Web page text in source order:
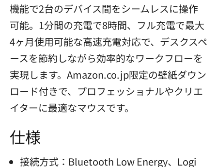
機能で2台のデバイス間をシームレスに操作
可能。1分間の充電で8時間、フル充電で最大
4ヶ月使用可能な高速充電対応で、デスクスペ
ースを節約しながら効率的なワークフローを
実現します。Amazon.co.jp限定の壁紙ダウン
ロード付きで、プロフェッショナルやクリエ
イターに最適なマウスです。
仕様
接続方式：Bluetooth Low Energy、Logi